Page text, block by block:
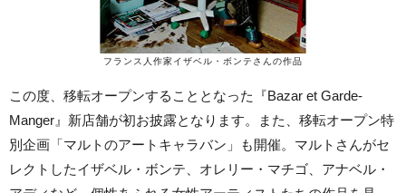
フランス人作家イザベル・ボンテさんの作品
この度、移転オープンすることとなった『Bazar et Garde-
Manger』新店舗が初お披露となります。また、移転オープン特
別企画「マルトのアートキャラバン」も開催。マルトさんがセ
レクトしたイザベル・ボンテ、オレリー・マチゴ、アナベル・